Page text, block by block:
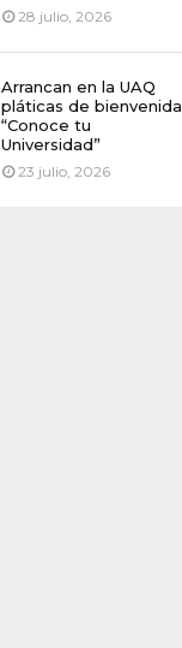
28 julio, 2026
Arrancan en la UAQ
pláticas de bienvenida
“Conoce tu
Universidad”
23 julio, 2026